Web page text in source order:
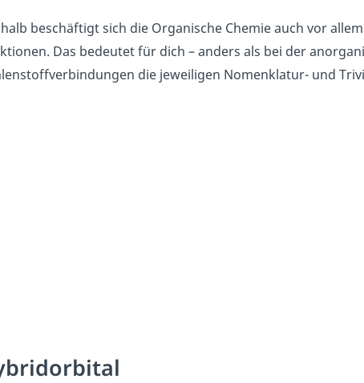
beschäftigt sich die Organische Chemie auch vor
Das bedeutet für dich – anders als bei der
die jeweiligen Nomenklatur- und